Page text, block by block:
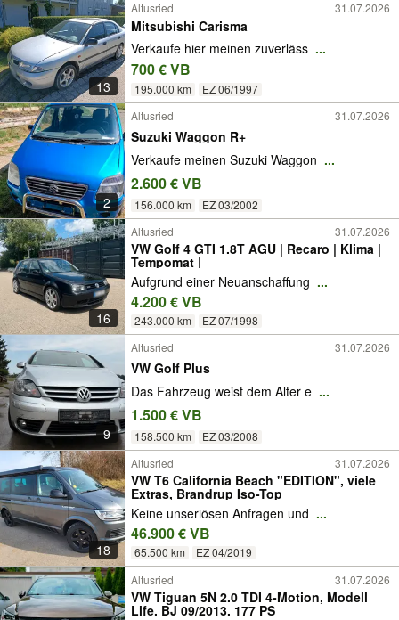
13
Altusried 31.07.2026
Mitsubishi Carisma
Verkaufe hier meinen zuverläss ...
700 € VB
195.000 km EZ 06/1997
2
Altusried 31.07.2026
Suzuki Waggon R+
Verkaufe meinen Suzuki Waggon ...
2.600 € VB
156.000 km EZ 03/2002
16
Altusried 31.07.2026
VW Golf 4 GTI 1.8T AGU | Recaro | Klima |
Tempomat |
Aufgrund einer Neuanschaffung ...
4.200 € VB
243.000 km EZ 07/1998
9
Altusried 31.07.2026
VW Golf Plus
Das Fahrzeug weist dem Alter e ...
1.500 € VB
158.500 km EZ 03/2008
18
Altusried 31.07.2026
VW T6 California Beach "EDITION", viele
Extras, Brandrup Iso-Top
Keine unseriösen Anfragen und ...
46.900 € VB
65.500 km EZ 04/2019
Altusried 31.07.2026
VW Tiguan 5N 2.0 TDI 4-Motion, Modell
Life, BJ 09/2013, 177 PS